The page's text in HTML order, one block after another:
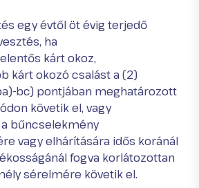
egy évtől öt évig terjedő
ha
kárt okoz,
kárt okozó csalást a (2)
bc) pontjában meghatározott
követik el, vagy
bűncselekmény
vagy elhárítására idős koránál
fogva korlátozottan
sérelmére követik el.